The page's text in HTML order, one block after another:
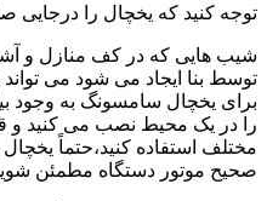
توجه کنید که یخچال را درجایی
شیب هایی که در کف منازل و
توسط بنا ایجاد می شود می
برای یخچال سامسونگ به وجود
را در یک محیط نصب می کنید و
مختلف استفاده کنید،حتماً
صحیح موتور دستگاه مطمئن